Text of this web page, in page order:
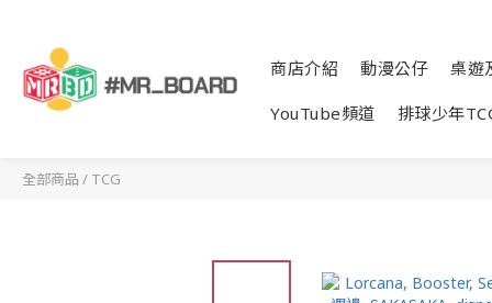
商店介紹 動漫公仔 桌遊
YouTube頻道 排球少年
全部商品 / TCG